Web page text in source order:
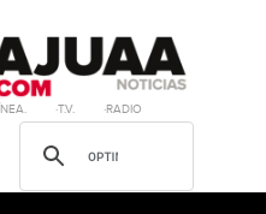
·T.V. ·RADIO